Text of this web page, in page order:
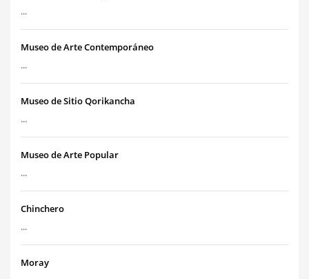
...
Museo de Arte Contemporáneo
...
Museo de Sitio Qorikancha
...
Museo de Arte Popular
...
Chinchero
...
Moray